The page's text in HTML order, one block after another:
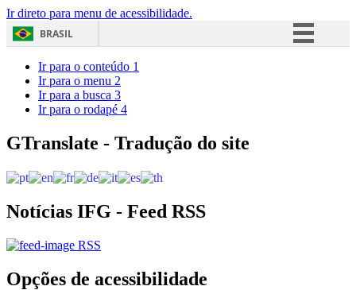
Ir direto para menu de acessibilidade.
BRASIL
Acesso à informação
Ir para o conteúdo 1
Ir para o menu 2
Ir para a busca 3
Ir para o rodapé 4
GTranslate - Tradução do site
Notícias IFG - Feed RSS
RSS
Opções de acessibilidade